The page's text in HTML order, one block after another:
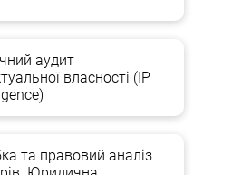
аудит
власності (IP
та правовий аналіз